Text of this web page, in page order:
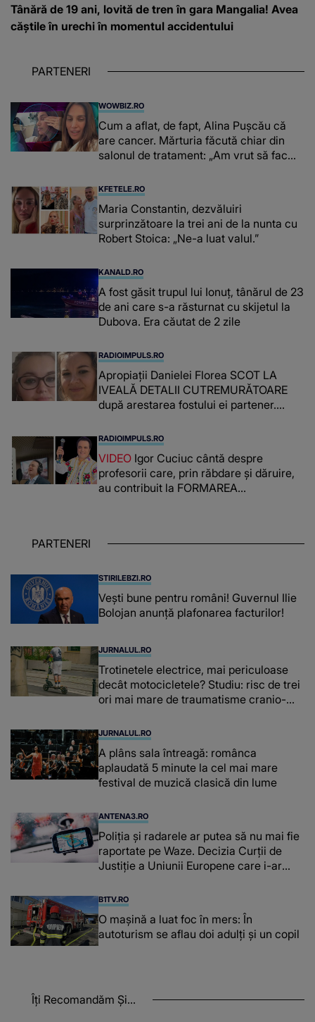
Tânără de 19 ani, lovită de tren în gara Mangalia! Avea
căștile în urechi în momentul accidentului
PARTENERI
WOWBIZ.RO
Cum a aflat, de fapt, Alina Pușcău că
are cancer. Mărturia făcută chiar din
salonul de tratament: „Am vrut să fac
înțepe sânul”
KFETELE.RO
Maria Constantin, dezvăluiri
surprinzătoare la trei ani de la nunta cu
Robert Stoica: „Ne-a luat valul.”
KANALD.RO
A fost găsit trupul lui Ionuț, tânărul de 23
de ani care s-a răsturnat cu skijetul la
Dubova. Era căutat de 2 zile
RADIOIMPULS.RO
Apropiații Danielei Florea SCOT LA
IVEALĂ DETALII CUTREMURĂTOARE
după arestarea fostului ei partener.
românca ucisă în Italia și ascunsă în
lada unui pat: " Îmi pare rău că nu am
reușit să fac mai mult pentru ea și..."
RADIOIMPULS.RO
VIDEO Igor Cuciuc cântă despre
profesorii care, prin răbdare și dăruire,
au contribuit la FORMAREA
chiar și după trecerea anilor: "De
PARTENERI
STIRILEBZI.RO
Vești bune pentru români! Guvernul Ilie
Bolojan anunță plafonarea facturilor!
JURNALUL.RO
Trotinetele electrice, mai periculoase
decât motocicletele? Studiu: risc de trei
ori mai mare de traumatisme cranio-
JURNALUL.RO
A plâns sala întreagă: românca
aplaudată 5 minute la cel mai mare
festival de muzică clasică din lume
ANTENA3.RO
Poliţia şi radarele ar putea să nu mai fie
raportate pe Waze. Decizia Curţii de
Justiție a Uniunii Europene care i-ar
B1TV.RO
O maşină a luat foc în mers: În
autoturism se aflau doi adulți și un copil
Îți Recomandăm Și...